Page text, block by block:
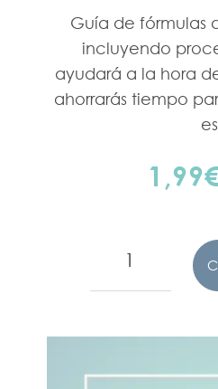
Guía de fórmulas
incluyendo
ayudará a la hora
ahorrarás tiempo
1,99
fórmulas
campo